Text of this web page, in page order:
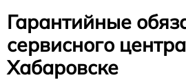
Гарантийные
сервисного
Хабаровске